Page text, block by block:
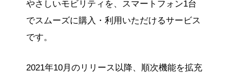
やさしいモビリティを、スマートフォン1台
でスムーズに購入・利用いただけるサービス
です。
2021年10月のリリース以降、順次機能を拡充